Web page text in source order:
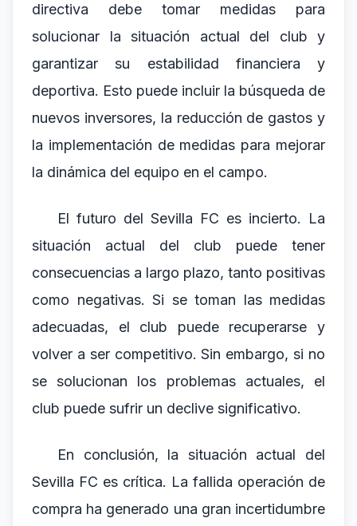
directiva debe tomar medidas para
solucionar la situación actual del club y
garantizar su estabilidad financiera y
deportiva. Esto puede incluir la búsqueda de
nuevos inversores, la reducción de gastos y
la implementación de medidas para mejorar
la dinámica del equipo en el campo.
El futuro del Sevilla FC es incierto. La
situación actual del club puede tener
consecuencias a largo plazo, tanto positivas
como negativas. Si se toman las medidas
adecuadas, el club puede recuperarse y
volver a ser competitivo. Sin embargo, si no
se solucionan los problemas actuales, el
club puede sufrir un declive significativo.
En conclusión, la situación actual del
Sevilla FC es crítica. La fallida operación de
compra ha generado una gran incertidumbre